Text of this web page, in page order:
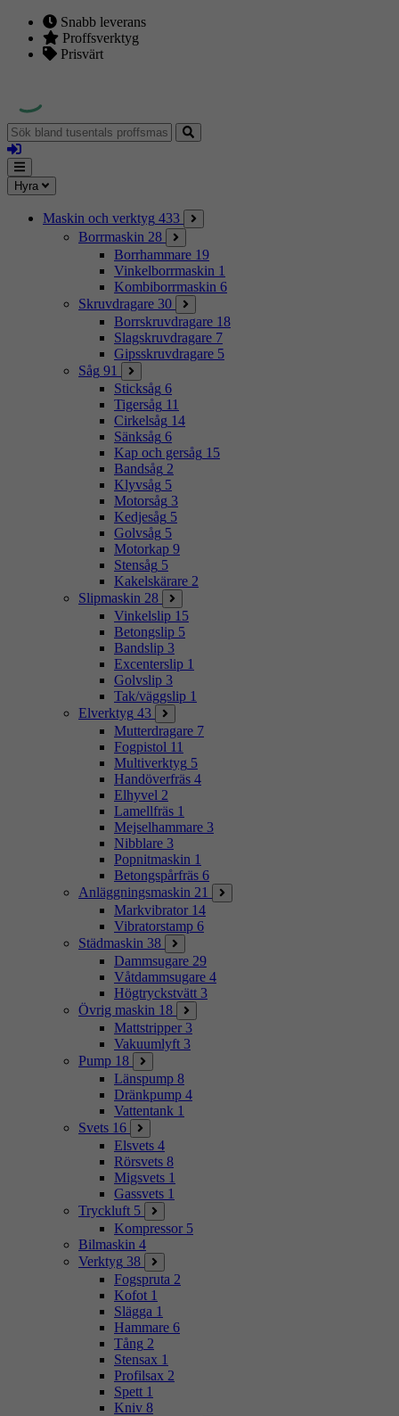
Snabb leverans
Proffsverktyg
Prisvärt
Sök
bland
tusentals
proffsmaskiner
Logga
in
Mina
sidor
Meny
Hyra
Maskin och verktyg 433
Borrmaskin 28
Borrhammare 19
Vinkelborrmaskin 1
Kombiborrmaskin 6
Skruvdragare 30
Borrskruvdragare 18
Slagskruvdragare 7
Gipsskruvdragare 5
Såg 91
Sticksåg 6
Tigersåg 11
Cirkelsåg 14
Sänksåg 6
Kap och gersåg 15
Bandsåg 2
Klyvsåg 5
Motorsåg 3
Kedjesåg 5
Golvsåg 5
Motorkap 9
Stensåg 5
Kakelskärare 2
Slipmaskin 28
Vinkelslip 15
Betongslip 5
Bandslip 3
Excenterslip 1
Golvslip 3
Tak/väggslip 1
Elverktyg 43
Mutterdragare 7
Fogpistol 11
Multiverktyg 5
Handöverfräs 4
Elhyvel 2
Lamellfräs 1
Mejselhammare 3
Nibblare 3
Popnitmaskin 1
Betongspårfräs 6
Anläggningsmaskin 21
Markvibrator 14
Vibratorstamp 6
Städmaskin 38
Dammsugare 29
Våtdammsugare 4
Högtryckstvätt 3
Övrig maskin 18
Mattstripper 3
Vakuumlyft 3
Pump 18
Länspump 8
Dränkpump 4
Vattentank 1
Svets 16
Elsvets 4
Rörsvets 8
Migsvets 1
Gassvets 1
Tryckluft 5
Kompressor 5
Bilmaskin 4
Verktyg 38
Fogspruta 2
Kofot 1
Slägga 1
Hammare 6
Tång 2
Stensax 1
Profilsax 2
Spett 1
Kniv 8